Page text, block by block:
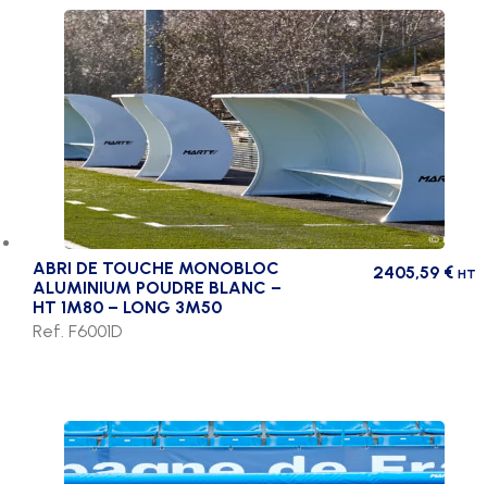
ABRI DE TOUCHE MONOBLOC
ALUMINIUM POUDRE BLANC –
HT 1M80 – LONG 3M50
2405,59 € HT
Ref. F6001D